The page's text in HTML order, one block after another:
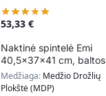
53,33 €
Naktinė spintelė Emi
40,5x37x41 cm, baltos
/ natūralios medžio
spalvos
Medžiaga: Medžio Drožlių
Plokštė (MDP)